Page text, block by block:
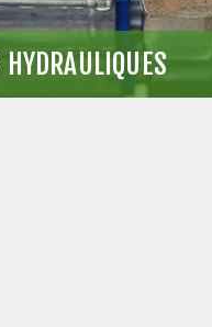
HYDRAULIQUES